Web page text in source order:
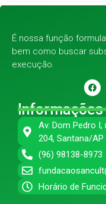
É nossa função
bem como buscar
execução.
Informações
Av. Dom Pedro I,
204, Santana/AP
(96) 98138-8973
Horário de